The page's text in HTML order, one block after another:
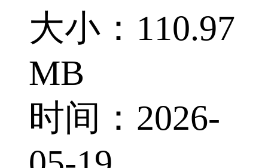
大小：110.97
MB
时间：2026-